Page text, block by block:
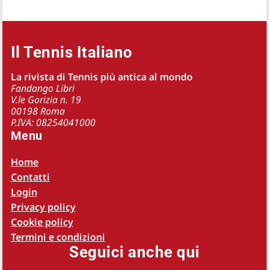
Il Tennis Italiano
La rivista di Tennis più antica al mondo
Fandango Libri
V.le Gorizia n. 19
00198 Roma
P.IVA: 08254041000
Menu
Home
Contatti
Login
Privacy policy
Cookie policy
Termini e condizioni
Seguici anche qui